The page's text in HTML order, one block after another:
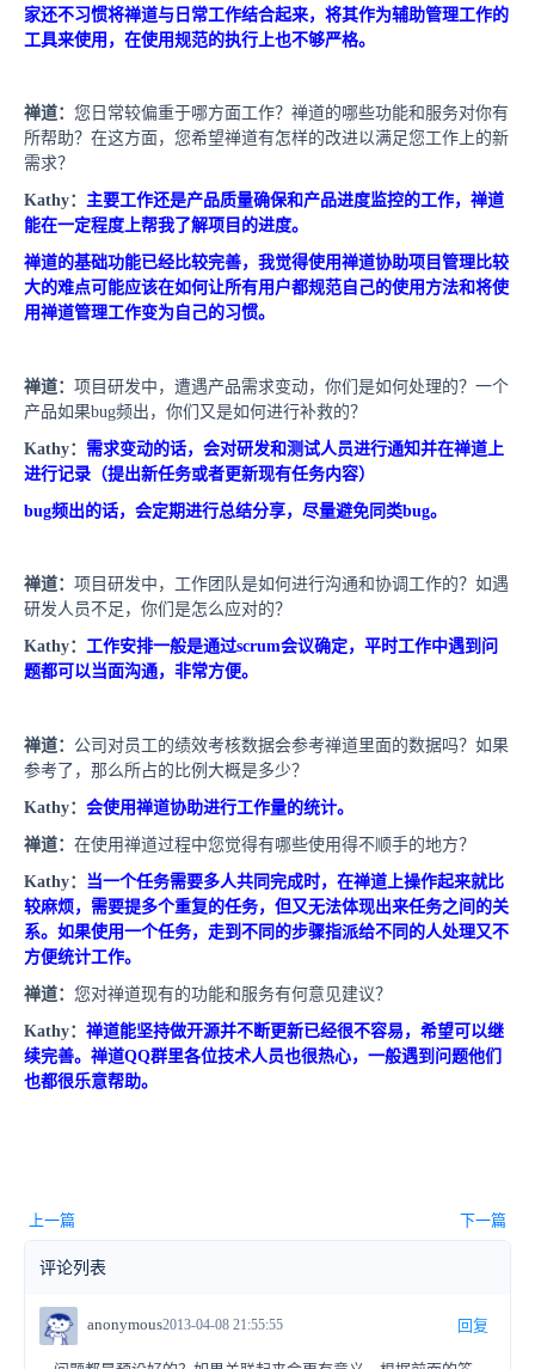
家还不习惯将禅道与日常工作结合起来，将其作为辅助管理工作的
工具来使用，在使用规范的执行上也不够严格。
禅道： 您日常较偏重于哪方面工作？禅道的哪些功能和服务对你有
所帮助？在这方面，您希望禅道有怎样的改进以满足您工作上的新
需求？
Kathy： 主要工作还是产品质量确保和产品进度监控的工作，禅道
能在一定程度上帮我了解项目的进度。
禅道的基础功能已经比较完善，我觉得使用禅道协助项目管理比较
大的难点可能应该在如何让所有用户都规范自己的使用方法和将使
用禅道管理工作变为自己的习惯。
禅道： 项目研发中，遭遇产品需求变动，你们是如何处理的？一个
产品如果bug频出，你们又是如何进行补救的？
Kathy： 需求变动的话，会对研发和测试人员进行通知并在禅道上
进行记录（提出新任务或者更新现有任务内容）
bug频出的话，会定期进行总结分享，尽量避免同类bug。
禅道： 项目研发中，工作团队是如何进行沟通和协调工作的？如遇
研发人员不足，你们是怎么应对的？
Kathy： 工作安排一般是通过scrum会议确定，平时工作中遇到问
题都可以当面沟通，非常方便。
禅道： 公司对员工的绩效考核数据会参考禅道里面的数据吗？如果
参考了，那么所占的比例大概是多少？
Kathy： 会使用禅道协助进行工作量的统计。
禅道： 在使用禅道过程中您觉得有哪些使用得不顺手的地方？
Kathy： 当一个任务需要多人共同完成时，在禅道上操作起来就比
较麻烦，需要提多个重复的任务，但又无法体现出来任务之间的关
系。如果使用一个任务，走到不同的步骤指派给不同的人处理又不
方便统计工作。
禅道： 您对禅道现有的功能和服务有何意见建议？
Kathy： 禅道能坚持做开源并不断更新已经很不容易，希望可以继
续完善。禅道QQ群里各位技术人员也很热心，一般遇到问题他们
也都很乐意帮助。
上一篇 下一篇
评论列表
anonymous2013-04-08 21:55:55 回复